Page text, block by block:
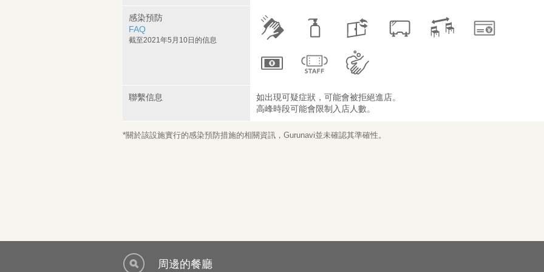
感染預防
FAQ
截至2021年5月10日的信息
聯繫信息
如出現可疑症狀，可能會被拒絕進店。
高峰時段可能會限制入店人數。
*關於該設施實行的感染預防措施的相關資訊，Gurunavi並未確認其準確性。
周邊的餐廳